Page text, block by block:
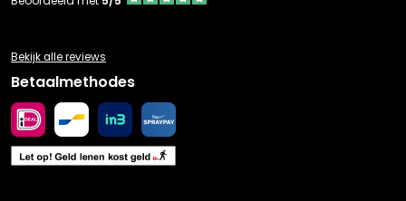
Bekijk alle reviews
Betaalmethodes